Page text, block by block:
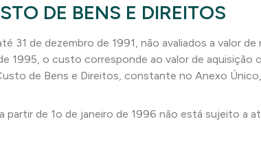
DE BENS E DIREITOS
31 de dezembro de 1991, não avaliados a valor
1995, o custo corresponde ao valor de aquisição
de Bens e Direitos, constante no Anexo
de 1o de janeiro de 1996 não está sujeito a